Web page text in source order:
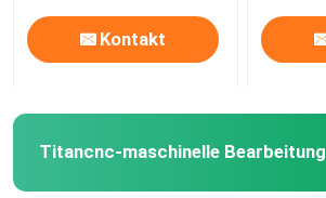
Nachrichten
Fälle
Fordern Sie ein Zitat
Kontakt
Titancnc-maschinelle Bearbeitung